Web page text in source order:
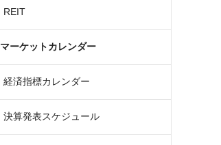
REIT
マーケットカレンダー
経済指標カレンダー
決算発表スケジュール